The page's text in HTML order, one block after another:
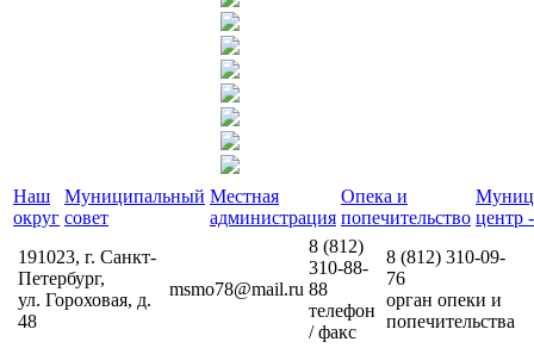
Наш
округ
Муниципальный
совет
Местная
администрация
Опека и
попечительство центр
191023, г. Санкт-
Петербург,
ул. Гороховая, д.
48
msmo78@mail.ru
8 (812)
310-88-
88
телефон
/ факс
8 (812) 310-09-
76
орган опеки и
попечительства